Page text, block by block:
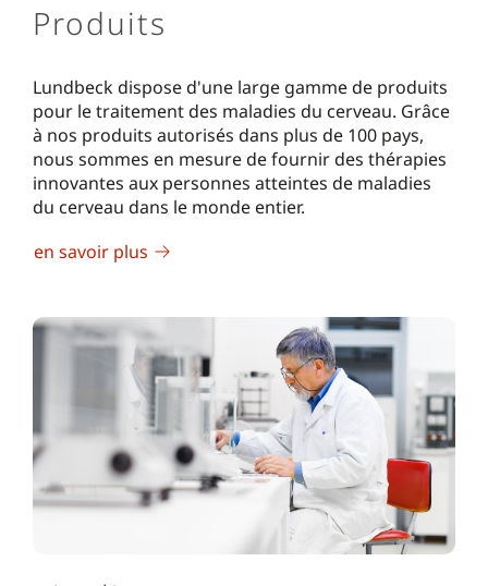
Produits
Lundbeck dispose d'une large gamme de produits
pour le traitement des maladies du cerveau. Grâce
à nos produits autorisés dans plus de 100 pays,
nous sommes en mesure de fournir des thérapies
innovantes aux personnes atteintes de maladies
du cerveau dans le monde entier.
en savoir plus